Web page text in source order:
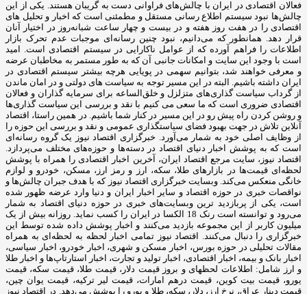
فعالان اقتصادی در ایران با چالش‌های فراوانی دست به گریبان هستند. یکی از این
چالش‌ها نبود سیستم اطلاع رسانی مستقل و مطمئنی است که اخبار و تحلیل های
اقتصادی را در هفت روز هفته و در بیست و چهار ساعت شبانه‌روز در اختیار آنان
قرار دهد. همانطور که می‌دانیم، نبود چنین رسانه‌ای موجبات عدم تحرک بازار
اطلاعات را فراهم آورده که از عوامل ناکارایی در سیستم اقتصادی است. امید
است با وجود این سایت و امکانات جانبی آن که به طور مستمر به مخاطبان عرضه
و معرفی خواهند شد، بتوانیم سهمی در پویایی هرچه بیشتر سیستم اقتصادی در
ایران داشته باشیم. البته در این مسیر توجه به سیاست های دولتی و در امان ماندن
از گرداب سیاست گذاری‌های متزلزل و خلق‌الساعه برای سرمایه گذاران و فعالان
اقتصادی ضروری است که ما سعی می کنیم با نقد و بررسی این سیاست گذاری‌ها
و روشن کردن راه پیش رو در این مسیر در کنار شما باشیم. در همین راستا، اقتصاد
آنلاین تلاش در جهت بهبود فضای سیاستگذاری عمومی و نقد و بررسی این حوزه را
از وظایف اصلی خود به شمار می‌آورد. خبرگزاری اقتصاد نیوز یک گروه رسانه‌ای
است که به پوشش اخبار دنیای اقتصاد در دسته‌ها و حوزه‌های مختلف می‌پردازد.
اقتصاد نیوز، سایت مرجع اقتصاد ایران، آخرین اخبار اقتصادی را همراه با پوشش
لحظه‌ای قیمت‌ها در بازارهای طلا، سکه، ارز و رمز ارز، مسکن، خودرو و لوازم
خانگی منعکس می‌کند. وبسایت خبرگزاری اقتصاد نیوز که با هدف جبران چالش‌ها و
نواقصات خبری در حوزه اقتصاد و سایر اخبار ایران و دنیا وارد عرضه ظهور شده
است، یکی از پربازدید ترین وبسایت‌های خبری در حوزه دنیای اقتصاد به شمار
می‌رود و توانسته است رنک 18 الکسا در ایران را کسب نماید. روزانه بیش از یک
میلیون کاربر از این مجموعه بازدید می‌کنند و اخبار پوشش داده شده توسط این
خبرگزاری را دنبال می‌کنند. اقتصاد نیوز تمامی اخبار لحظه به لحظه‌ای به همراه
مقالات تحلیلی در حوزه بورس، اخبار مسکن و شهری، اخبار خودرو، اخبار سیاسی،
اخبار بانک و بیمه، اخبار اقتصادی، اخبار تولید و تجارت، اخبار استارتاپ‌ها و اخبار طلا
و ارز شامل: اطلاعات لحظهای و بروز قیمت دلار، قیمت طلا، قیمت سکه، قیمت
یورو، قیمت بیت کوین، قیمت درهم امارات، قیمت لیر ترکیه، قیمت یوان چین،
قیمت دینار عراق، نرخ ارز، دلار، سکه، طلا و یورو را پوشش می‌دهد. در اقتصاد نیوز